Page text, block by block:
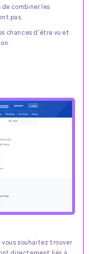
combiner les
pas.
chances d'être vu et
souhaitez trouver
directement liés à